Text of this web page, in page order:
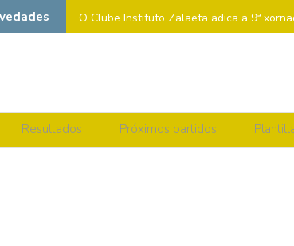
O Clube Instituto Zalaeta adica a 9ª
Xénero’
𝗖𝗔𝗠𝗣𝗜𝗢𝗔𝗦 𝗚𝗔𝗟𝗘𝗚𝗔𝗦 𝗕𝗘𝗡𝗫𝗔𝗠Í𝗡
SF2: CV ZALAETA Vs FEDE
Resultados Próximos partidos